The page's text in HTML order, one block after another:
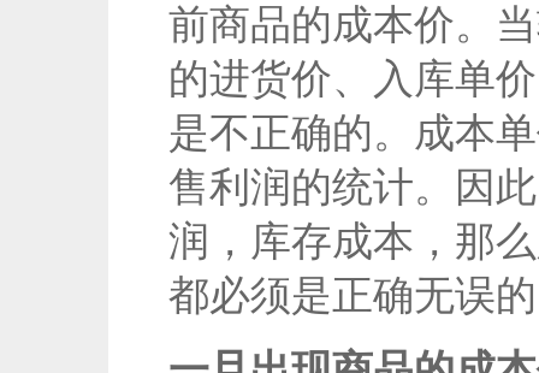
前商品的成本价。
的进货价、入库单
是不正确的。成本
售利润的统计。因
润，库存成本，那
都必须是正确无误